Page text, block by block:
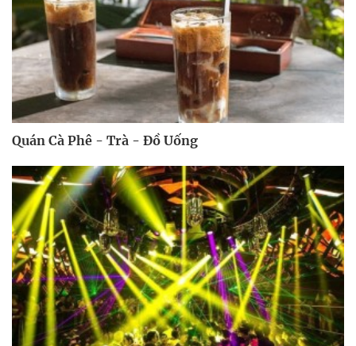
Quán Cà Phê - Trà - Đồ Uống